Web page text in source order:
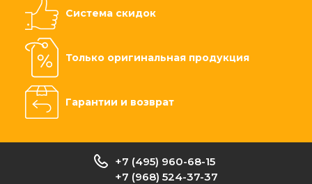
Система скидок
Только оригинальная продукция
Гарантии и возврат
+7 (495) 960-68-15
+7 (968) 524-37-37